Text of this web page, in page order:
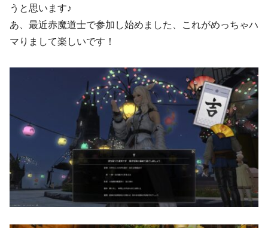
うと思います♪
あ、最近赤魔道士で参加し始めました、これがめっちゃハ
マりまして楽しいです！